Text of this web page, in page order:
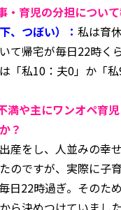
・育児の分担について
、つぼい）： 私は育
て帰宅が毎日22時く
「私10：夫0」か「私
満や主にワンオペ育
？
産をし、人並みの幸
のですが、実際に子
日22時過ぎ。そのた